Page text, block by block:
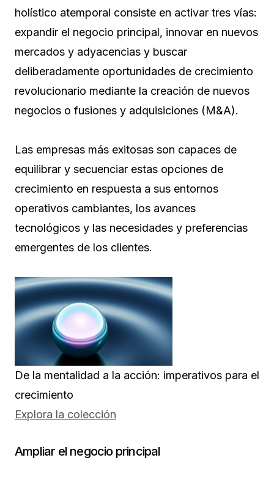
holístico atemporal consiste en activar tres vías:
expandir el negocio principal, innovar en nuevos
mercados y adyacencias y buscar
deliberadamente oportunidades de crecimiento
revolucionario mediante la creación de nuevos
negocios o fusiones y adquisiciones (M&A).
Las empresas más exitosas son capaces de
equilibrar y secuenciar estas opciones de
crecimiento en respuesta a sus entornos
operativos cambiantes, los avances
tecnológicos y las necesidades y preferencias
emergentes de los clientes.
De la mentalidad a la acción: imperativos para el
crecimiento
Explora la colección
Ampliar el negocio principal